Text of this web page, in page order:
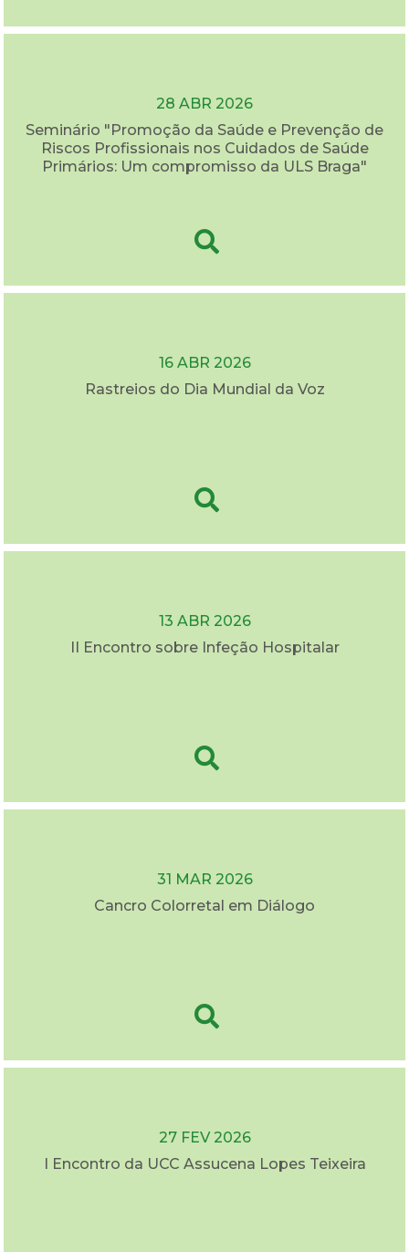
28 ABR 2026
Seminário "Promoção da Saúde e Prevenção de
Riscos Profissionais nos Cuidados de Saúde
Primários: Um compromisso da ULS Braga"
16 ABR 2026
Rastreios do Dia Mundial da Voz
13 ABR 2026
II Encontro sobre Infeção Hospitalar
31 MAR 2026
Cancro Colorretal em Diálogo
27 FEV 2026
I Encontro da UCC Assucena Lopes Teixeira